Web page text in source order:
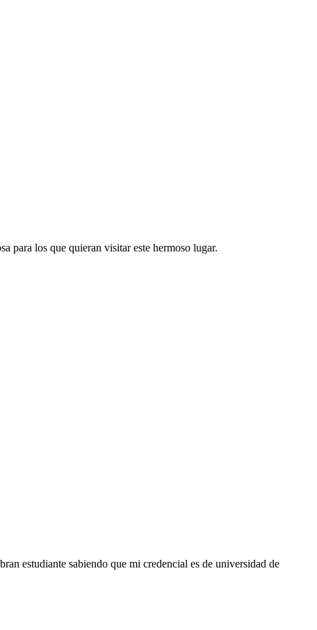
para los que quieran visitar este hermoso lugar.
estudiante sabiendo que mi credencial es de universidad de